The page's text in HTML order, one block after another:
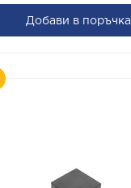
Добави в поръчка